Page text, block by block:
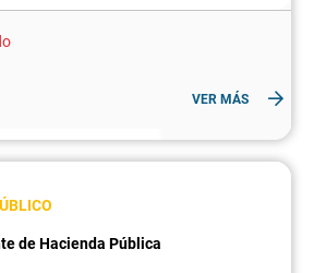
VER MÁS
de Hacienda Pública